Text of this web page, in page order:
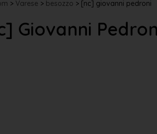
> Varese >besozzo > [nc] giovanni pedroni
Giovanni